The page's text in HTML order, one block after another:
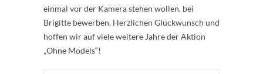
einmal vor der Kamera stehen wollen, bei
Brigitte bewerben. Herzlichen Glückwunsch und
hoffen wir auf viele weitere Jahre der Aktion
„Ohne Models“!